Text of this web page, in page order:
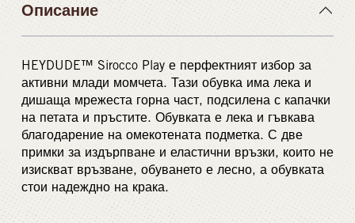
Описание
HEYDUDE™ Sirocco Play е перфектният избор за
активни млади момчета. Тази обувка има лека и
дишаща мрежеста горна част, подсилена с капачки
на петата и пръстите. Обувката е лека и гъвкава
благодарение на омекотената подметка. С две
примки за издърпване и еластични връзки, които не
изискват връзване, обуването е лесно, а обувката
стои надеждно на крака.